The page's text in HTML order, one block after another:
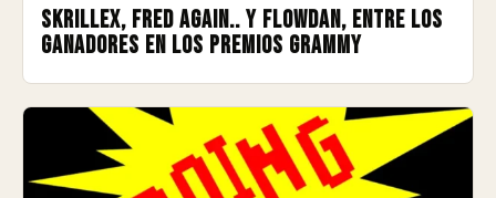
Skrillex, Fred Again.. y Flowdan, entre los
ganadores en los premios Grammy